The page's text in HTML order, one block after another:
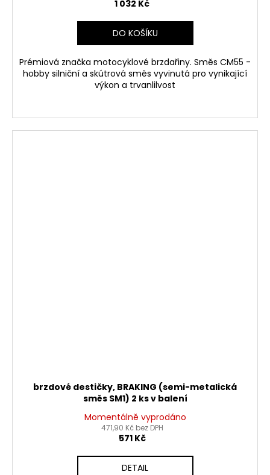
1 032 Kč
DO KOŠÍKU
Prémiová značka motocyklové brzdařiny. Směs CM55 -
hobby silniční a skútrová směs vyvinutá pro vynikající
výkon a trvanlilvost
brzdové destičky, BRAKING (semi-metalická
směs SM1) 2 ks v balení
Momentálně vyprodáno
471,90 Kč bez DPH
571 Kč
DETAIL